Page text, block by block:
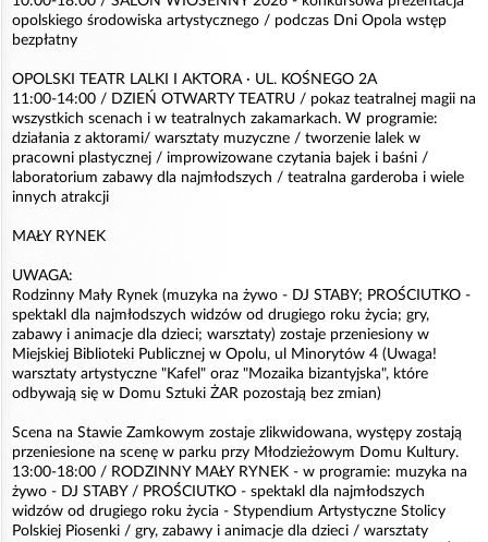
opolskiego środowiska artystycznego / podczas Dni Opola wstęp
bezpłatny
OPOLSKI TEATR LALKI I AKTORA · UL. KOŚNEGO 2A
11:00-14:00 / DZIEŃ OTWARTY TEATRU / pokaz teatralnej magii na
wszystkich scenach i w teatralnych zakamarkach. W programie:
działania z aktorami/ warsztaty muzyczne / tworzenie lalek w
pracowni plastycznej / improwizowane czytania bajek i baśni /
laboratorium zabawy dla najmłodszych / teatralna garderoba i wiele
innych atrakcji
MAŁY RYNEK
UWAGA:
Rodzinny Mały Rynek (muzyka na żywo - DJ STABY; PROŚCIUTKO -
spektakl dla najmłodszych widzów od drugiego roku życia; gry,
zabawy i animacje dla dzieci; warsztaty) zostaje przeniesiony w
Miejskiej Biblioteki Publicznej w Opolu, ul Minorytów 4 (Uwaga!
warsztaty artystyczne "Kafel" oraz "Mozaika bizantyjska", które
odbywają się w Domu Sztuki ŻAR pozostają bez zmian)
Scena na Stawie Zamkowym zostaje zlikwidowana, występy zostają
przeniesione na scenę w parku przy Młodzieżowym Domu Kultury.
13:00-18:00 / RODZINNY MAŁY RYNEK - w programie: muzyka na
żywo - DJ STABY / PROŚCIUTKO - spektakl dla najmłodszych
widzów od drugiego roku życia - Stypendium Artystyczne Stolicy
Polskiej Piosenki / gry, zabawy i animacje dla dzieci / warsztaty